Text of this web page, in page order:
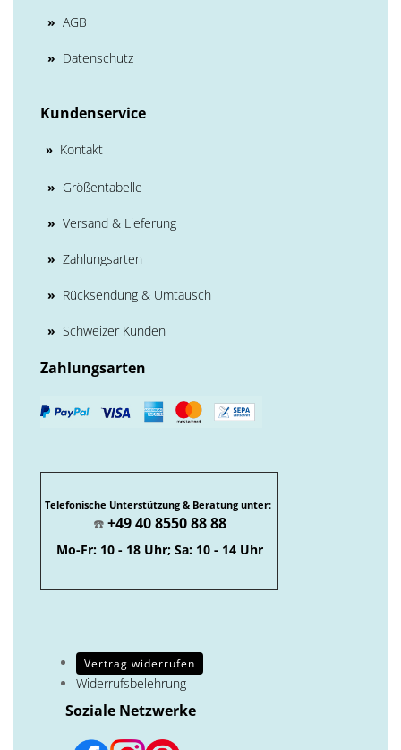
» AGB
» Datenschutz
Kundenservice
» Kontakt
» Größentabelle
» Versand & Lieferung
» Zahlungsarten
» Rücksendung & Umtausch
» Schweizer Kunden
Zahlungsarten
Telefonische Unterstützung & Beratung unter:
☎️ +49 40 8550 88 88
Mo-Fr: 10 - 18 Uhr; Sa: 10 - 14 Uhr
Vertrag widerrufen
Widerrufsbelehrung
Soziale Netzwerke